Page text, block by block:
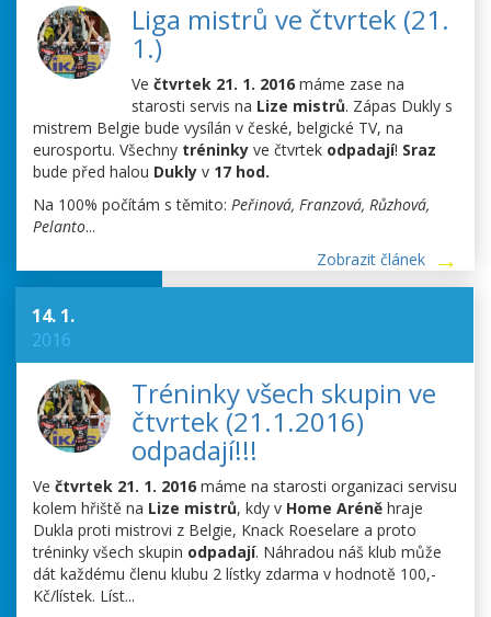
Liga mistrů ve čtvrtek (21.
1.)
Ve čtvrtek 21. 1. 2016máme zase na
starosti servis na Lize mistrů. Zápas Dukly s
mistrem Belgie bude vysílán v české, belgické TV, na
eurosportu. Všechny tréninky ve čtvrtek odpadají! Sraz
bude před halou Dukly v 17 hod.
Na 100% počítám s těmito: Peřinová, Franzová, Růzhová,
Pelanto...
Zobrazit článek
14. 1.
2016
Tréninky všech skupin ve
čtvrtek (21.1.2016)
odpadají!!!
Ve čtvrtek 21. 1. 2016 máme na starosti organizaci servisu
kolem hřiště na Lize mistrů, kdy v Home Aréně hraje
Dukla proti mistrovi z Belgie, Knack Roeselare a proto
tréninky všech skupin odpadají. Náhradou náš klub může
dát každému členu klubu 2 lístky zdarma v hodnotě 100,-
Kč/lístek. Líst...